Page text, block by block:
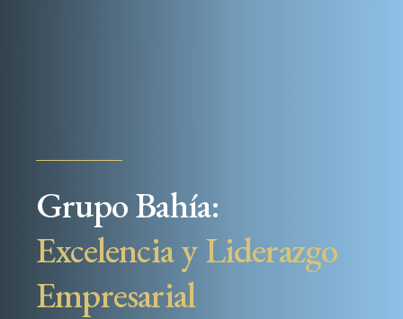
Grupo Bahía:
Excelencia y Liderazgo
Empresarial